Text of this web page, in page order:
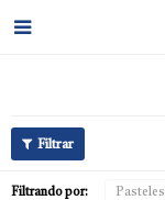

Filtrando por: Pasteles